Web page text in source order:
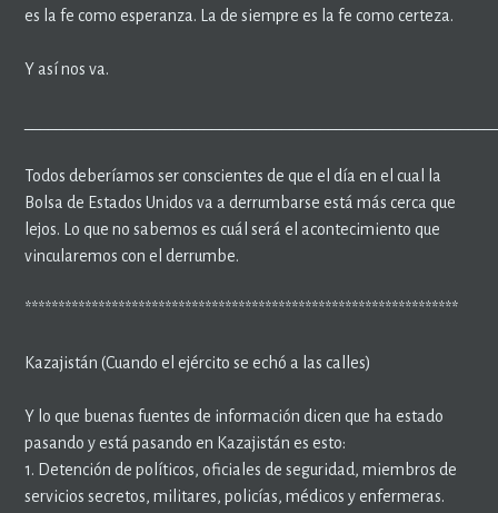
es la fe como esperanza. La de siempre es la fe como certeza.
Y así nos va.
Todos deberíamos ser conscientes de que el día en el cual la
Bolsa de Estados Unidos va a derrumbarse está más cerca que
lejos. Lo que no sabemos es cuál será el acontecimiento que
vincularemos con el derrumbe.
*****************************************************************
Kazajistán (Cuando el ejército se echó a las calles)
Y lo que buenas fuentes de información dicen que ha estado
pasando y está pasando en Kazajistán es esto:
1. Detención de políticos, oficiales de seguridad, miembros de
servicios secretos, militares, policías, médicos y enfermeras.